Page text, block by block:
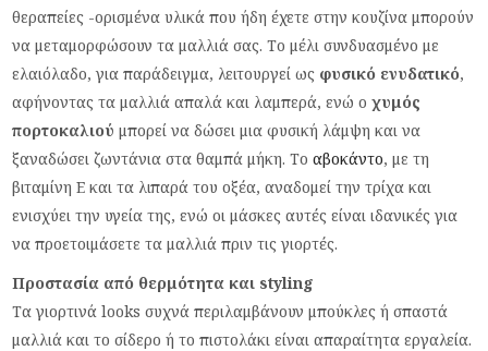
θεραπείες -ορισμένα υλικά που ήδη έχετε στην κουζίνα μπορούν
να μεταμορφώσουν τα μαλλιά σας. Το μέλι συνδυασμένο με
ελαιόλαδο, για παράδειγμα, λειτουργεί ως φυσικό ενυδατικό,
αφήνοντας τα μαλλιά απαλά και λαμπερά, ενώ ο χυμός
πορτοκαλιού μπορεί να δώσει μια φυσική λάμψη και να
ξαναδώσει ζωντάνια στα θαμπά μήκη. Τοαβοκάντο, με τη
βιταμίνη Ε και τα λιπαρά του οξέα, αναδομεί την τρίχα και
ενισχύει την υγεία της, ενώ οι μάσκες αυτές είναι ιδανικές για
να προετοιμάσετε τα μαλλιά πριν τις γιορτές.
Προστασία από θερμότητα και styling
Τα γιορτινά looks συχνά περιλαμβάνουν μπούκλες ή σπαστά
μαλλιά και το σίδερο ή το πιστολάκι είναι απαραίτητα εργαλεία.